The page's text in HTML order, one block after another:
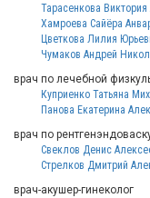
Тарасенкова
Хамроева Сайёра
Цветкова Лилия
Чумаков Андрей
врач по лечебной
Куприенко Татьяна
Панова Екатерина
врач по
Свеклов Денис
Стрелков Дмитрий
врач-акушер-гинеколог